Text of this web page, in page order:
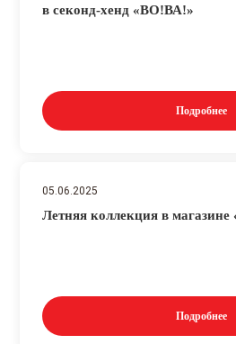
в секонд-хенд «ВО!ВА!»
Подробнее
05.06.2025
Летняя коллекция в
Подробнее